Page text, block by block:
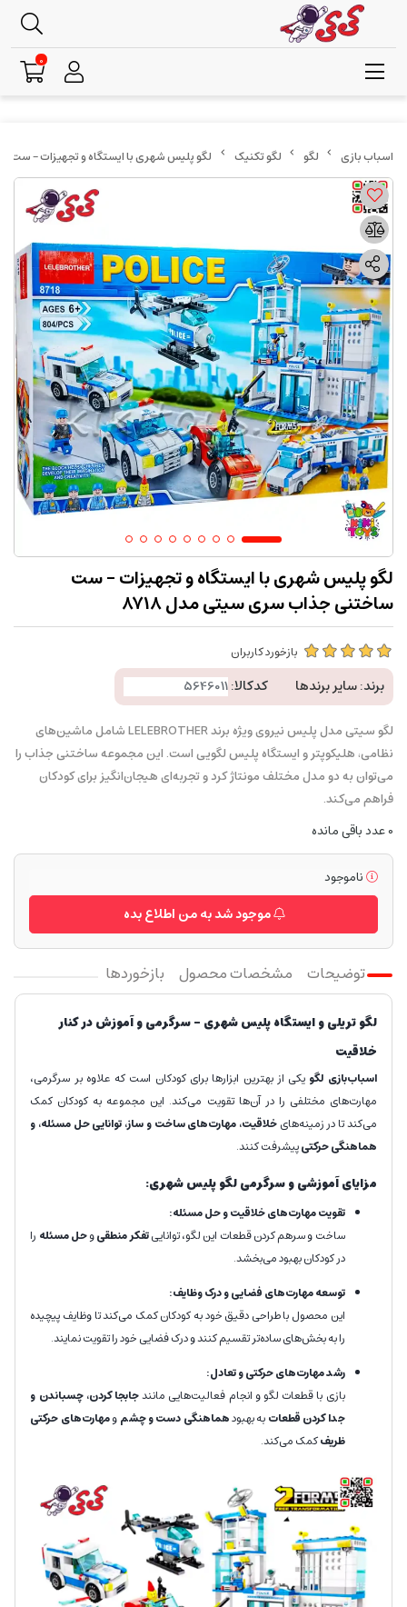
لگو لگو تکنیک لگو پلیس شهری با ایستگاه و تجهیزات – ست
لگو پلیس شهری با ایستگاه و تجهیزات – ست
ساختنی جذاب سری سیتی مدل 8718
بازخورد کاربران
برند:سایر برندها کدکالا:
لگو سیتی مدل پلیس نیروی ویژه برند LELEBROTHER شامل ماشین‌های
نظامی، هلیکوپتر و ایستگاه پلیس لگویی است. این مجموعه ساختنی جذاب را
می‌توان به دو مدل مختلف مونتاژ کرد و تجربه‌ای هیجان‌انگیز برای کودکان
فراهم می‌کند.
0عدد باقی مانده
ناموجود
موجود شد به من اطلاع بده
توضیحات مشخصات محصول بازخوردها
لگو تریلی و ایستگاه پلیس شهری – سرگرمی و آموزش در کنار
خلاقیت
اسباب‌بازی لگو یکی از بهترین ابزارها برای کودکان است که علاوه بر سرگرمی،
مهارت‌های مختلفی را در آن‌ها تقویت می‌کند. این مجموعه به کودکان کمک
می‌کند تا در زمینه‌هایخلاقیت، مهارت‌های ساخت و ساز، توانایی حل مسئله، و
هماهنگی حرکتیپیشرفت کنند.
مزایای آموزشی و سرگرمی لگو پلیس شهری:
تقویت مهارت‌های خلاقیت و حل مسئله:
ساخت و سرهم کردن قطعات این لگو، تواناییتفکر منطقیوحل مسئله را
در کودکان بهبود می‌بخشد.
توسعه مهارت‌های فضایی و درک وظایف:
این محصول با طراحی دقیق خود به کودکان کمک می‌کند تا وظایف پیچیده
را به بخش‌های ساده‌تر تقسیم کنند و درک فضایی خود را تقویت نمایند.
رشد مهارت‌های حرکتی و تعادل:
بازی با قطعات لگو و انجام فعالیت‌هایی مانندجابجا کردن، چسباندن و
جدا کردن قطعاتبه بهبودهماهنگی دست و چشمومهارت‌های حرکتی
ظریفکمک می‌کند.
0